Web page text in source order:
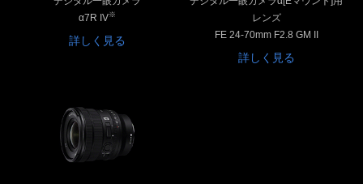
α7R IV※
詳しく見る
レンズ
FE 24-70mm F2.8 GM II
詳しく見る